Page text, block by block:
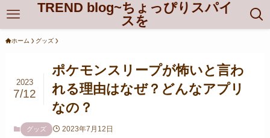
TREND blog~ちょっぴりスパイ
スを
ホーム グッズ
ポケモンスリープが怖いと言わ
れる理由はなぜ？どんなアプリ
なの？
2023
7/12
グッズ 2023年7月12日